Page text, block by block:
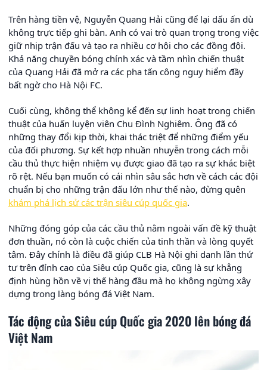
Trên hàng tiền vệ, Nguyễn Quang Hải cũng để lại dấu ấn dù
không trực tiếp ghi bàn. Anh có vai trò quan trọng trong việc
giữ nhịp trận đấu và tạo ra nhiều cơ hội cho các đồng đội.
Khả năng chuyền bóng chính xác và tầm nhìn chiến thuật
của Quang Hải đã mở ra các pha tấn công nguy hiểm đầy
bất ngờ cho Hà Nội FC.
Cuối cùng, không thể không kể đến sự linh hoạt trong chiến
thuật của huấn luyện viên Chu Đình Nghiêm. Ông đã có
những thay đổi kịp thời, khai thác triệt để những điểm yếu
của đối phương. Sự kết hợp nhuần nhuyễn trong cách mỗi
cầu thủ thực hiện nhiệm vụ được giao đã tạo ra sự khác biệt
rõ rệt. Nếu bạn muốn có cái nhìn sâu sắc hơn về cách các đội
chuẩn bị cho những trận đấu lớn như thế nào, đừng quên
khám phá lịch sử các trận siêu cúp quốc gia.
Những đóng góp của các cầu thủ nằm ngoài vấn đề kỹ thuật
đơn thuần, nó còn là cuộc chiến của tinh thần và lòng quyết
tâm. Đây chính là điều đã giúp CLB Hà Nội ghi danh lần thứ
tư trên đỉnh cao của Siêu cúp Quốc gia, cũng là sự khẳng
định hùng hồn về vị thế hàng đầu mà họ không ngừng xây
dựng trong làng bóng đá Việt Nam.
Tác động của Siêu cúp Quốc gia 2020 lên bóng đá
Việt Nam